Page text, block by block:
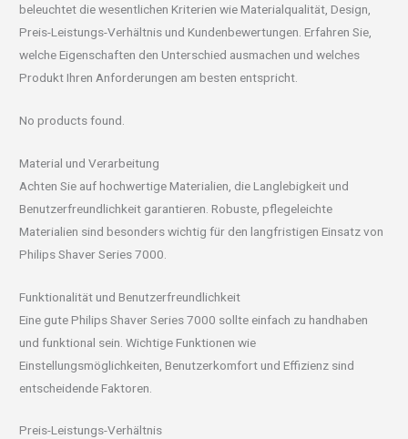
beleuchtet die wesentlichen Kriterien wie Materialqualität, Design,
Preis-Leistungs-Verhältnis und Kundenbewertungen. Erfahren Sie,
welche Eigenschaften den Unterschied ausmachen und welches
Produkt Ihren Anforderungen am besten entspricht.
No products found.
Material und Verarbeitung
Achten Sie auf hochwertige Materialien, die Langlebigkeit und
Benutzerfreundlichkeit garantieren. Robuste, pflegeleichte
Materialien sind besonders wichtig für den langfristigen Einsatz von
Philips Shaver Series 7000.
Funktionalität und Benutzerfreundlichkeit
Eine gute Philips Shaver Series 7000 sollte einfach zu handhaben
und funktional sein. Wichtige Funktionen wie
Einstellungsmöglichkeiten, Benutzerkomfort und Effizienz sind
entscheidende Faktoren.
Preis-Leistungs-Verhältnis